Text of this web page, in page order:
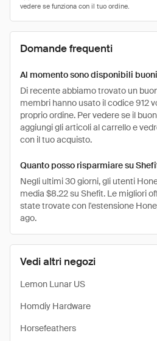
Vedi altri negozi
Lemon Lunar US
Homdiy Hardware
Horsefeathers
Domande frequenti
Al momento sono disponibili
Di recente abbiamo trovato un
membri hanno usato il codice 912
proprio ordine. Per vedere se il
aggiungi gli articoli al carrello e
con il tuo acquisto.
Quanto posso risparmiare su
Negli ultimi 30 giorni, gli utenti
media $8.22 su Shefit. Le migliori
state trovate con l'estensione
ago.